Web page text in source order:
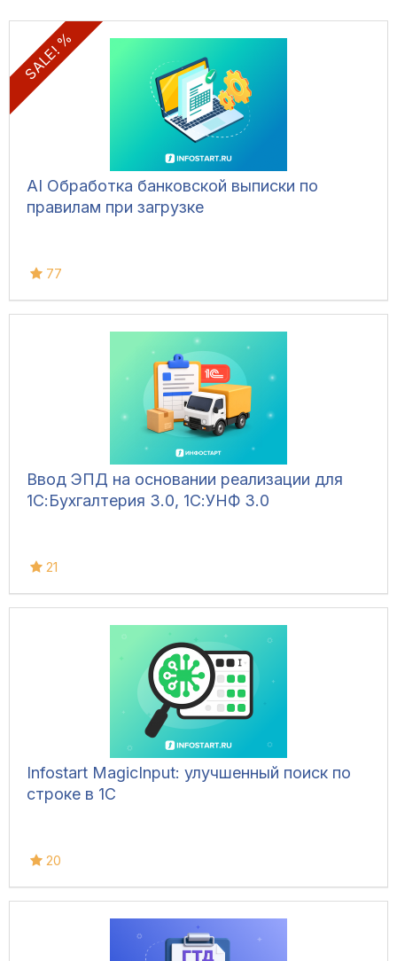
SALE! %
AI Обработка банковской выписки по
правилам при загрузке
77
Ввод ЭПД на основании реализации для
1С:Бухгалтерия 3.0, 1С:УНФ 3.0
21
Infostart MagicInput: улучшенный поиск по
строке в 1С
20